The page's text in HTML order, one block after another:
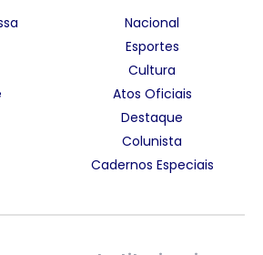
Nacional
Esportes
Cultura
Atos Oficiais
Destaque
Colunista
Cadernos Especiais